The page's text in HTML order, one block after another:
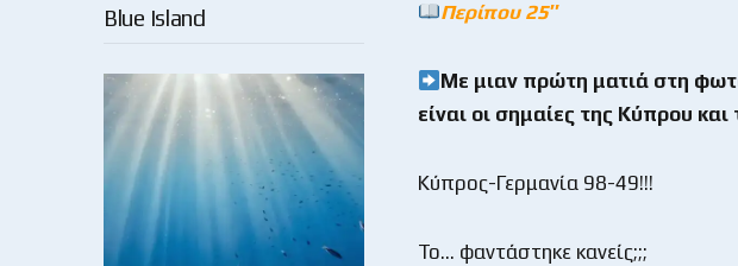
Blue Island Περίπου 25″
Με μιαν πρώτη ματιά στη
είναι οι σημαίες της Κύπρου
Κύπρος-Γερμανία 98-49!!!
Το… φαντάστηκε κανείς;;;